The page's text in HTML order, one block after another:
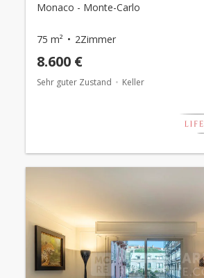
Monaco - Monte-Carlo
75 m² 2Zimmer
8.600 €
Sehr guter Zustand Keller